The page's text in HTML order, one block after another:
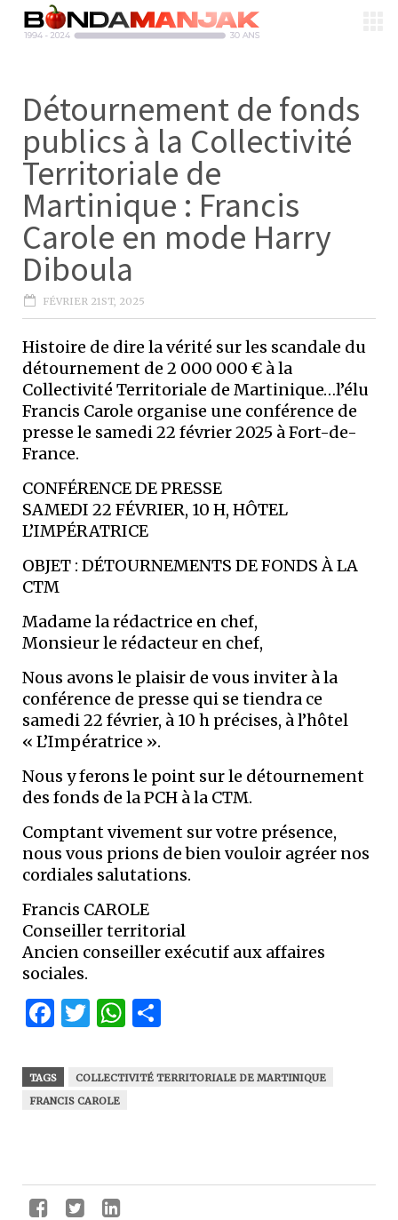
Détournement de fonds
publics à la Collectivité
Territoriale de
Martinique : Francis
Carole en mode Harry
Diboula
FÉVRIER 21ST, 2025
Histoire de dire la vérité sur les scandale du
détournement de 2 000 000 € à la
Collectivité Territoriale de Martinique…l’élu
Francis Carole organise une conférence de
presse le samedi 22 février 2025 à Fort-de-
France.
CONFÉRENCE DE PRESSE
SAMEDI 22 FÉVRIER, 10 H, HÔTEL
L’IMPÉRATRICE
OBJET : DÉTOURNEMENTS DE FONDS À LA
CTM
Madame la rédactrice en chef,
Monsieur le rédacteur en chef,
Nous avons le plaisir de vous inviter à la
conférence de presse qui se tiendra ce
samedi 22 février, à 10 h précises, à l’hôtel
« L’Impératrice ».
Nous y ferons le point sur le détournement
des fonds de la PCH à la CTM.
Comptant vivement sur votre présence,
nous vous prions de bien vouloir agréer nos
cordiales salutations.
Francis CAROLE
Conseiller territorial
Ancien conseiller exécutif aux affaires
sociales.
Facebook
Twitter
WhatsApp
TAGS
COLLECTIVITÉ TERRITORIALE DE MARTINIQUE
FRANCIS CAROLE